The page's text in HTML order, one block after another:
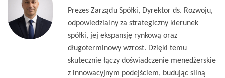
Prezes Zarządu Spółki, Dyrektor ds. Rozwoju,
odpowiedzialny za strategiczny kierunek
spółki, jej ekspansję rynkową oraz
długoterminowy wzrost. Dzięki temu
skutecznie łączy doświadczenie menedżerskie
z innowacyjnym podejściem, budując silną